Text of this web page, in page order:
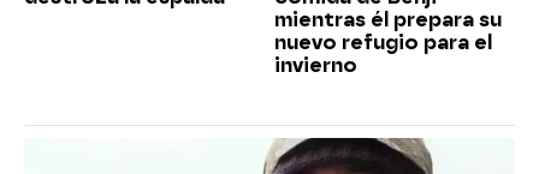
mientras él prepara su
nuevo refugio para el
invierno